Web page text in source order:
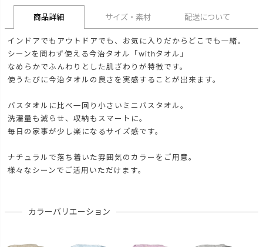
商品詳細 サイズ・素材 配送について
インドアでもアウトドアでも、お気に入りだからどこでも一緒。
シーンを問わず使える今治タオル「withタオル」
なめらかでふんわりとした肌ざわりが特徴です。
使うたびに今治タオルの良さを実感することが出来ます。
バスタオルに比べ一回り小さいミニバスタオル。
洗濯量も減らせ、収納もスマートに。
毎日の家事が少し楽になるサイズ感です。
ナチュラルで落ち着いた雰囲気のカラーをご用意。
様々なシーンでご活用いただけます。
カラーバリエーション